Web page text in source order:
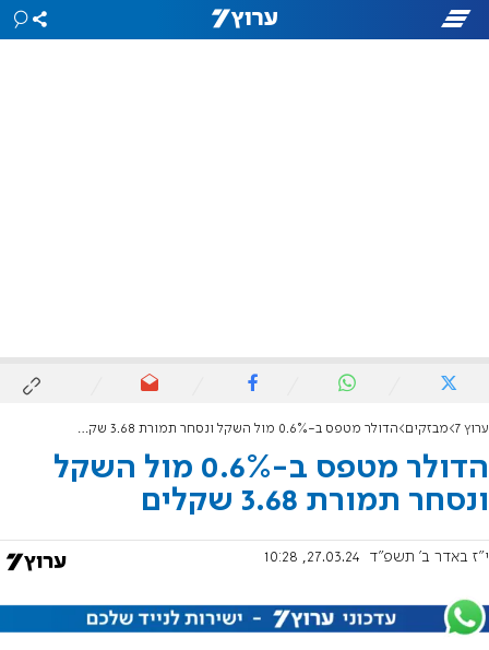
ערוץ 7 מבזקים הדולר מטפס ב-0.6% מול השקל ונסחר תמורת 3.68 שקלים
הדולר מטפס ב-0.6% מול השקל
ונסחר תמורת 3.68 שקלים
י"ז באדר ב׳ תשפ"ד 27.03.24, 10:28